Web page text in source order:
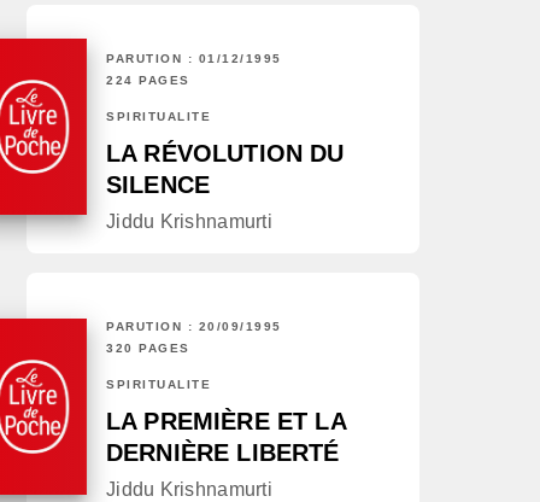
PARUTION : 01/12/1995
224 PAGES
SPIRITUALITÉ
LA RÉVOLUTION DU
SILENCE
Jiddu Krishnamurti
PARUTION : 20/09/1995
320 PAGES
SPIRITUALITÉ
LA PREMIÈRE ET LA
DERNIÈRE LIBERTÉ
Jiddu Krishnamurti